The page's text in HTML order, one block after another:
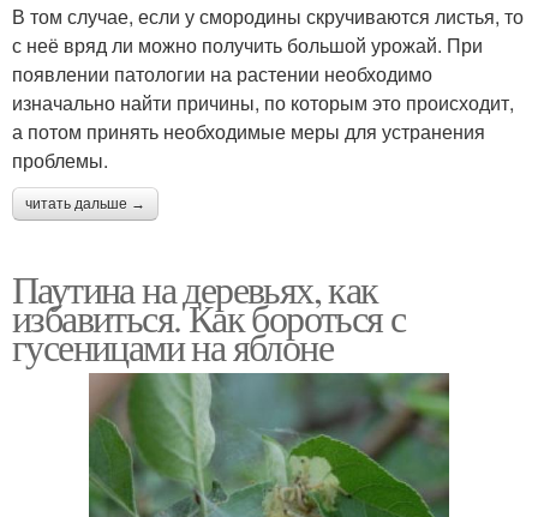
В том случае, если у смородины скручиваются листья, то
с неё вряд ли можно получить большой урожай. При
появлении патологии на растении необходимо
изначально найти причины, по которым это происходит,
а потом принять необходимые меры для устранения
проблемы.
читать дальше →
Паутина на деревьях, как
избавиться. Как бороться с
гусеницами на яблоне